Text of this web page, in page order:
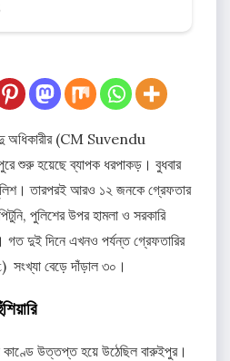
অধিকারীর (CM Suvendu
শুরু হয়েছে ব্যাপক ধরপাকড়। বুধবার
তারপরই আরও ১২ জনকে গ্রেফতার
পুলিশের উপর হামলা ও সরকারি
দুই দিনে এখনও পর্যন্ত গ্রেফতারির
বেড়ে দাঁড়াল ৩০।
কাণ্ডে উত্তপ্ত হয়ে উঠেছিল বারুইপুর।